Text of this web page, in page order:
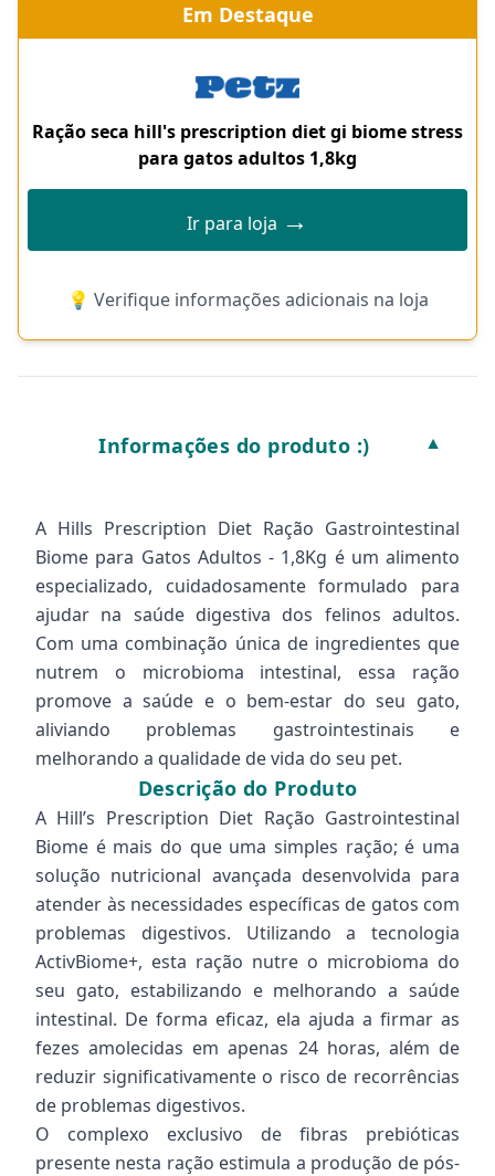
Em Destaque
Ração seca hill's prescription diet gi biome stress
para gatos adultos 1,8kg
Ir para loja →
💡 Verifique informações adicionais na loja
Informações do produto :) ▼
A Hills Prescription Diet Ração Gastrointestinal
Biome para Gatos Adultos - 1,8Kg é um alimento
especializado, cuidadosamente formulado para
ajudar na saúde digestiva dos felinos adultos.
Com uma combinação única de ingredientes que
nutrem o microbioma intestinal, essa ração
promove a saúde e o bem-estar do seu gato,
aliviando problemas gastrointestinais e
melhorando a qualidade de vida do seu pet.
Descrição do Produto
A Hill’s Prescription Diet Ração Gastrointestinal
Biome é mais do que uma simples ração; é uma
solução nutricional avançada desenvolvida para
atender às necessidades específicas de gatos com
problemas digestivos. Utilizando a tecnologia
ActivBiome+, esta ração nutre o microbioma do
seu gato, estabilizando e melhorando a saúde
intestinal. De forma eficaz, ela ajuda a firmar as
fezes amolecidas em apenas 24 horas, além de
reduzir significativamente o risco de recorrências
de problemas digestivos.
O complexo exclusivo de fibras prebióticas
presente nesta ração estimula a produção de pós-